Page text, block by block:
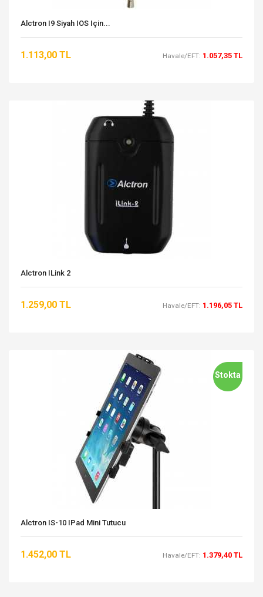
Alctron I9 Siyah IOS Için...
1.113,00 TL Havale/EFT: 1.057,35 TL
Alctron ILink 2
1.259,00 TL Havale/EFT: 1.196,05 TL
Stokta
Alctron IS-10 IPad Mini Tutucu
1.452,00 TL Havale/EFT: 1.379,40 TL